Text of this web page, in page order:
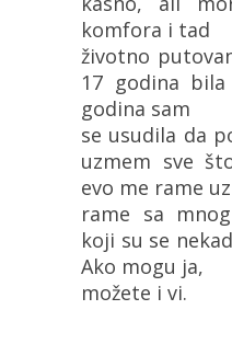
komfora i tad
životno
17 godina
godina sam
se usudila da
uzmem sve
evo me rame uz
rame sa
koji su se
Ako mogu ja,
možete i vi.